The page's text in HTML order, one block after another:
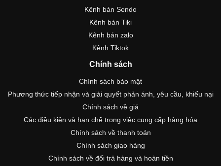
Kênh bán Sendo
Kênh bán Tiki
Kênh bán zalo
Kênh Tiktok
Chính sách
Chính sách bảo mật
Phương thức tiếp nhận và giải quyết phản ánh, yêu cầu, khiếu nại
Chính sách về giá
Các điều kiện và hạn chế trong việc cung cấp hàng hóa
Chính sách về thanh toán
Chính sách giao hàng
Chính sách về đổi trả hàng và hoàn tiền